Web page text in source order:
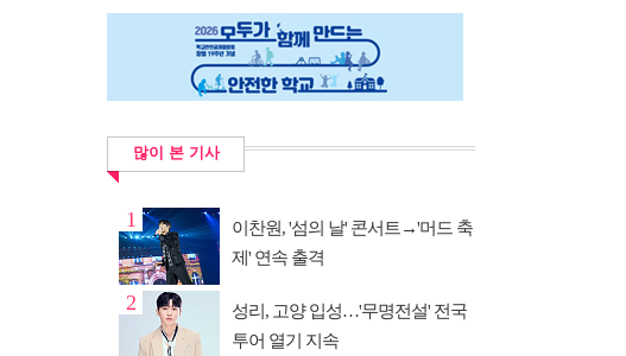
많이 본 기사
1
이찬원, '섬의 날' 콘서트→'머드 축
제' 연속 출격
2
성리, 고양 입성…'무명전설' 전국
투어 열기 지속